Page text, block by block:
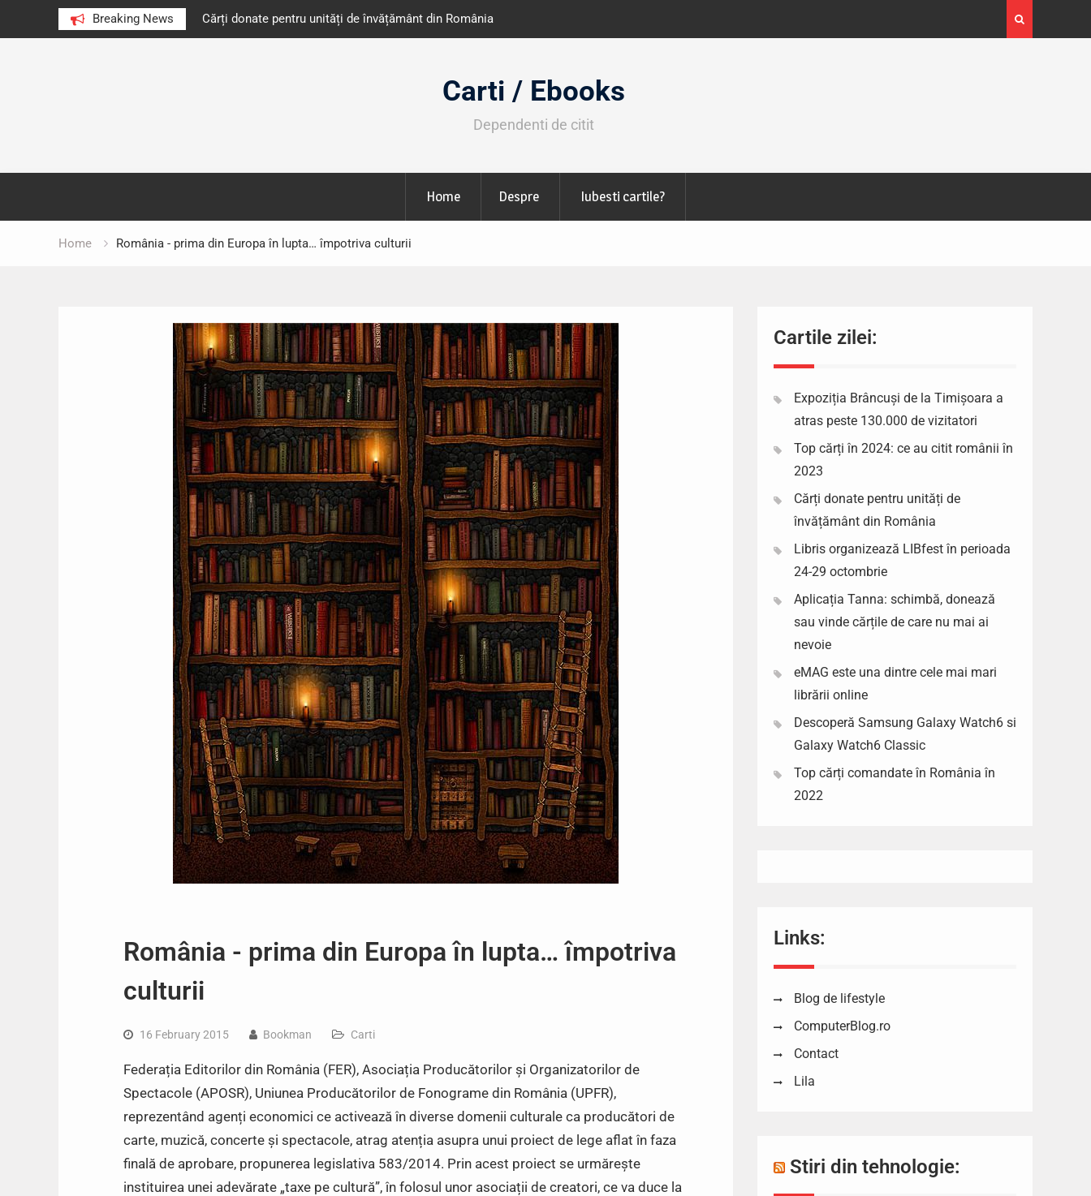
Breaking News
au citit românii în 2023 Cărți donate pentru unități de învățământ din România
octombrie
Expoziția Brâncuși de la Timișoara a atras peste
130.000 de vizitatori
Carti / Ebooks
Dependenti de citit
Home Despre Iubesti cartile?
Home România -­ prima din Europa în lupta… împotriva culturii
România -­ prima din Europa în lupta… împotriva
culturii
16 February 2015 Bookman Carti
Federația Editorilor din România (FER), Asociația Producătorilor și Organizatorilor de
Spectacole (APOSR), Uniunea Producătorilor de Fonograme din România (UPFR),
reprezentând agenți economici ce activează în diverse domenii culturale ca producători de
carte, muzică, concerte și spectacole, atrag atenția asupra unui proiect de lege aflat în faza
finală de aprobare, propunerea legislativa 583/2014. Prin acest proiect se urmărește
instituirea unei adevărate „taxe pe cultură”, în folosul unor asociații de creatori, ce va duce la
Cartile zilei:
Expoziția Brâncuși de la Timișoara a
atras peste 130.000 de vizitatori
Top cărți în 2024: ce au citit românii în
2023
Cărți donate pentru unități de
învățământ din România
Libris organizează LIBfest în perioada
24-29 octombrie
Aplicația Tanna: schimbă, donează
sau vinde cărțile de care nu mai ai
nevoie
eMAG este una dintre cele mai mari
librării online
Descoperă Samsung Galaxy Watch6 si
Galaxy Watch6 Classic
Top cărți comandate în România în
2022
Links:
Blog de lifestyle
ComputerBlog.ro
Contact
Lila
Stiri din tehnologie: